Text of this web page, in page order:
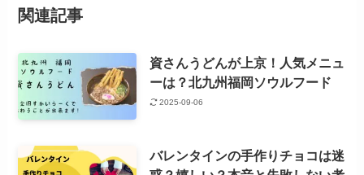
関連記事
資さんうどんが上京！人気メニュ
ーは？北九州福岡ソウルフード
2025-09-06
バレンタインの手作りチョコは迷